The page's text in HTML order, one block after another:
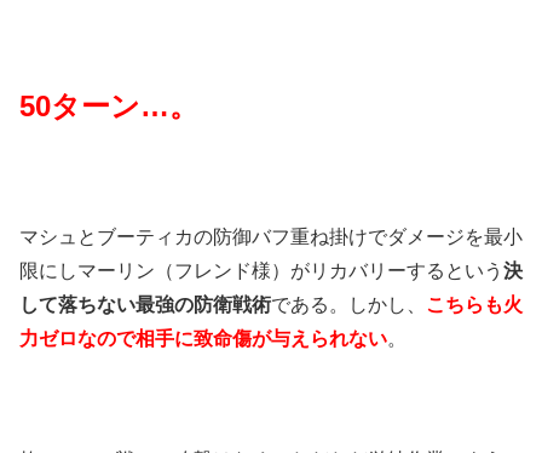
50ターン…。
マシュとブーティカの防御バフ重ね掛けでダメージを最小
限にしマーリン（フレンド様）がリカバリーするという 決
して落ちない最強の防衛戦術である。しかし、 こちらも火
力ゼロなので相手に致命傷が与えられない。